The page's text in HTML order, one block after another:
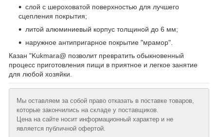
слой с шероховатой поверхностью для лучшего
сцепления покрытия;
литой алюминиевый корпус толщиной до 6 мм;
наружное антипригарное покрытие "мрамор".
Казан "Kukmara@ позволит превратить обыкновенный
процесс приготовления пищи в приятное и легкое занятие
для любой хозяйки.
Мы оставляем за собой право отказать в поставке товаров,
которые закончились на складе у поставщиков.
Цена на сайте носит информационный характер и не
является публичной офертой.